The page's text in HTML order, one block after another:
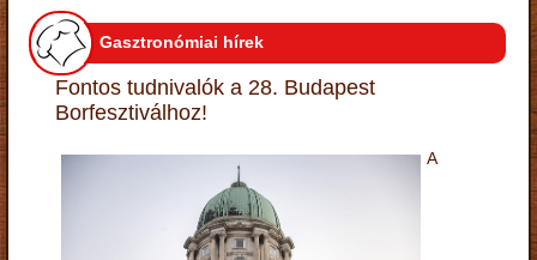
Gasztronómiai hírek
Fontos tudnivalók a 28. Budapest
Borfesztiválhoz!
A